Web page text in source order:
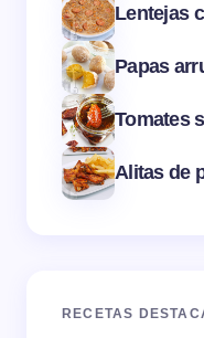
Lentejas
Papas
Tomates
Alitas de
RECETAS